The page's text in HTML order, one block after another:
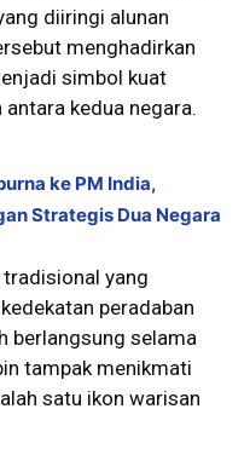
diiringi alunan
menghadirkan
simbol kuat
kedua negara.
ke PM India,
Strategis Dua Negara
yang
peradaban
berlangsung selama
tampak menikmati
satu ikon warisan